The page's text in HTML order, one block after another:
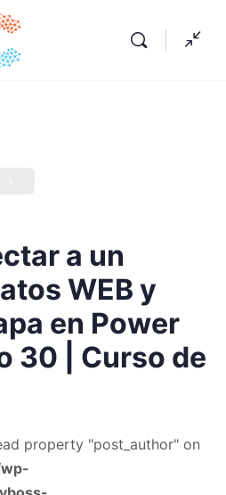
a un
WEB y
en Power
30 | Curso de
property "post_author" on